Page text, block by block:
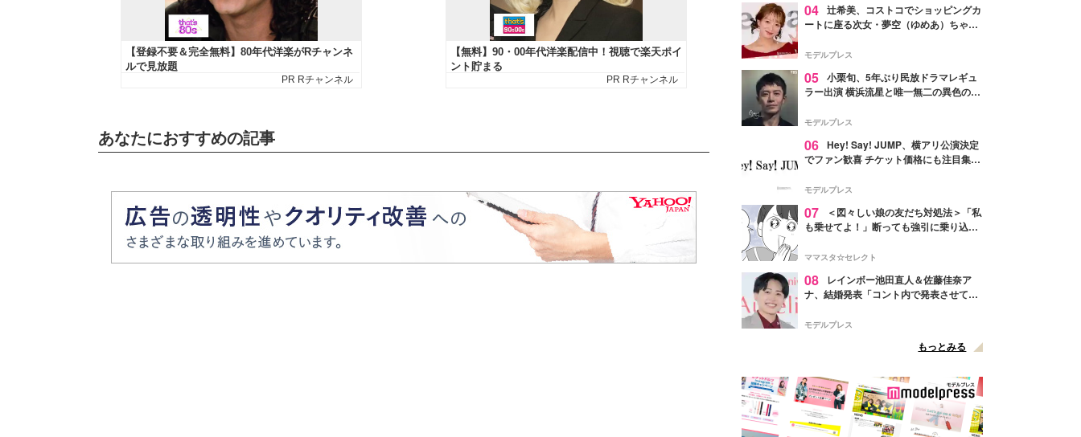
あなたにおすすめの記事
04 辻希美、コストコでショッピングカ
ートに座る次女・夢空（ゆめあ）ちゃん
ぎ」「成長を感じる」の声
モデルプレス
05 小栗旬、5年ぶり民放ドラマレギュ
ラー出演 横浜流星と唯一無二の異色のバ
モデルプレス
06 Hey! Say! JUMP、横アリ公演決定
でファン歓喜 チケット価格にも注目集ま
モデルプレス
07
＜図々しい娘の友だち対処法＞「私
も乗せてよ！」断っても強引に乗り込ん
ママスタ☆セレクト
08
レインボー池田直人＆佐藤佳奈ア
ナ、結婚発表「コント内で発表させてい
点変更のため
モデルプレス
もっとみる